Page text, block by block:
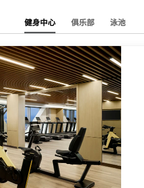
健身中心 俱乐部 泳池